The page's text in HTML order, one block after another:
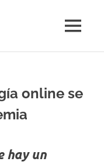
MENÚ
online se
hay un